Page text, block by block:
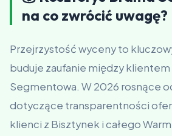
na co zwrócić uwagę?
Przejrzystość wyceny to
buduje zaufanie między klientem
Segmentowa. W 2026 rosnące
dotyczące transparentności
klienci z Bisztynek i całego